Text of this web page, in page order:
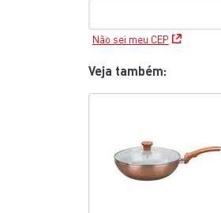
Não sei meu CEP
Veja também: